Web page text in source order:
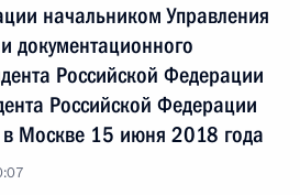
начальником Управления
документационного
Российской Федерации
Российской Федерации
в Москве 15 июня 2018 года